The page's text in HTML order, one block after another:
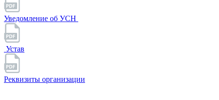
Уведомление об УСН
Устав
Реквизиты организации